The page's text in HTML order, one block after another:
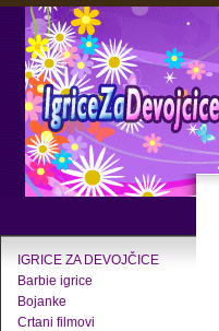
IGRICE ZA DEVOJČICE
Barbie igrice
Bojanke
Crtani filmovi